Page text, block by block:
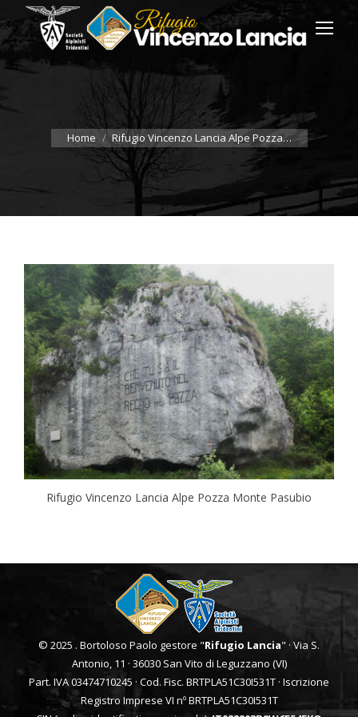
You are here:
Home Rifugio Vincenzo Lancia Alpe Pozza…
Rifugio Vincenzo Lancia Alpe Pozza Monte Pasubio
© 2025 . Bortoloso Paolo gestore "Rifugio Lancia" · Via S.
Antonio, 11 · 36030 San Vito di Leguzzano (VI)
Part. IVA 03474710245 · Cod. Fisc. BRTPLA51C30I531T · Iscrizione
Registro Imprese VI nº BRTPLA51C30I531T